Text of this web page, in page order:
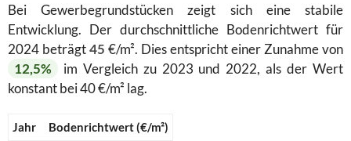
Bei Gewerbegrundstücken zeigt sich eine stabile
Entwicklung. Der durchschnittliche Bodenrichtwert für
2024 beträgt45 €/m². Dies entspricht einer Zunahme von
12,5%
im Vergleich zu 2023 und 2022, als der Wert
konstant bei 40 €/m² lag.
Jahr
Bodenrichtwert (€/m²)